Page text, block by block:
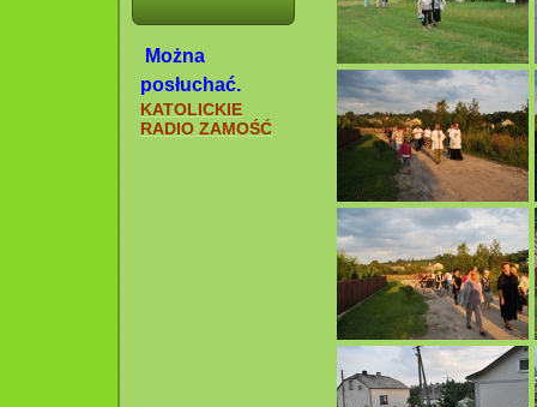
Można
posłuchać.
KATOLICKIE
RADIO ZAMOŚĆ